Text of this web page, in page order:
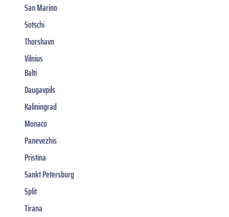
San Marino
Sotschi
Thorshavn
Vilnius
Balti
Daugavpils
Kaliningrad
Monaco
Panevezhis
Pristina
Sankt Petersburg
Split
Tirana